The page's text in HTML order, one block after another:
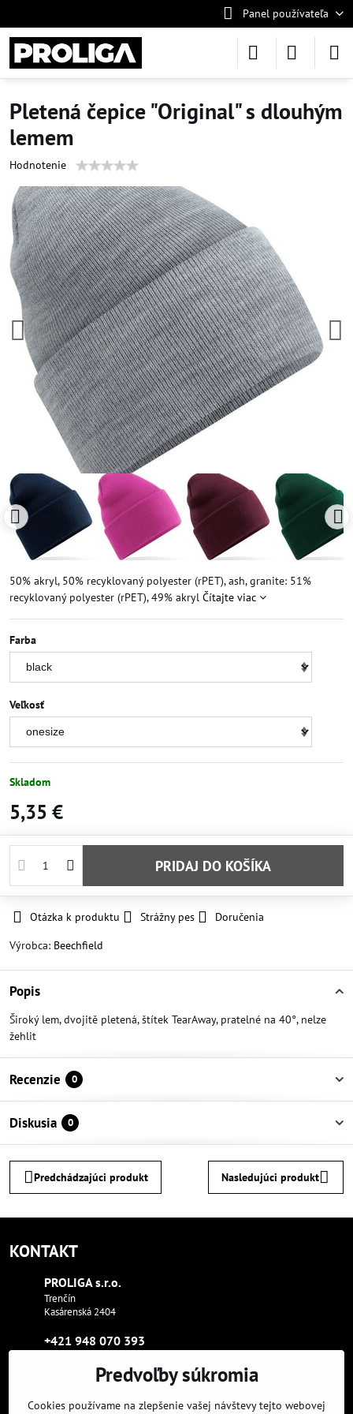
Panel používateľa
Pletená čepice "Original" s dlouhým
lemem
Hodnotenie
50% akryl, 50% recyklovaný polyester (rPET), ash, granite: 51%
recyklovaný polyester (rPET), 49% akryl Čítajte viac
Farba
Veľkosť
Skladom
5,35 €
PRIDAJ DO KOŠÍKA
Otázka k produktu Strážny pes
Doručenia
Výrobca: Beechfield
Popis
Široký lem, dvojitě pletená, štítek TearAway, pratelné na 40°, nelze
žehlit
Recenzie 0
Diskusia 0
Predchádzajúci produkt Nasledujúci produkt
KONTAKT
PROLIGA s​.r​.o​.
Trenčín
Kasárenská 2404
+421 948 070 393
proliga​@proliga​.eu
Predvoľby súkromia
Cookies používame na zlepšenie vašej návštevy tejto webovej